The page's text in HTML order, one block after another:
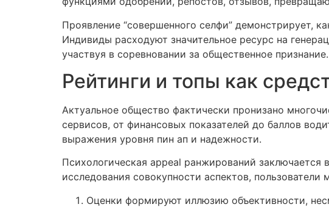
Проявление “совершенного селфи” демонстрирует,
Индивиды расходуют значительное ресурс на
участвуя в соревновании за общественное признание.
Рейтинги и топы как
Актуальное общество фактически пронизано
сервисов, от финансовых показателей до баллов
выражения уровня пин ап и надежности.
Психологическая appeal ранжирований
исследования совокупности аспектов,
Оценки формируют иллюзию объективности,